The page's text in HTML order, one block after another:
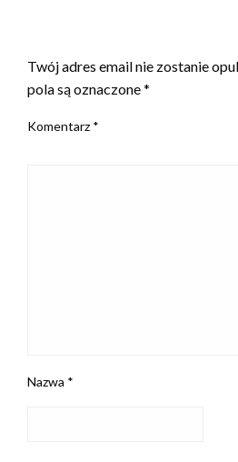
Twój adres email nie zostanie
pola są oznaczone*
Komentarz *
Nazwa *